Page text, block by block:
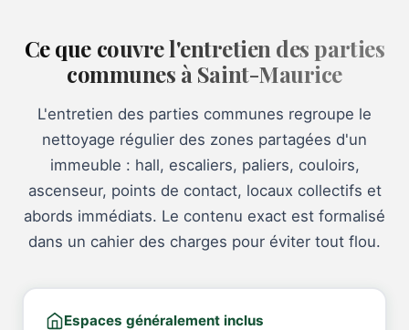
Ce que couvre l'entretien des parties
communes à Saint-Maurice
L'entretien des parties communes regroupe le
nettoyage régulier des zones partagées d'un
immeuble : hall, escaliers, paliers, couloirs,
ascenseur, points de contact, locaux collectifs et
abords immédiats. Le contenu exact est formalisé
dans un cahier des charges pour éviter tout flou.
Espaces généralement inclus